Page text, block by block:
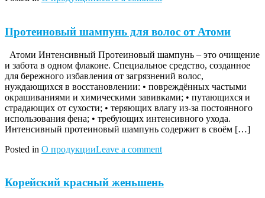
Протеиновый шампунь для волос от Атоми
Атоми Интенсивный Протеиновый шампунь – это очищение
и забота в одном флаконе. Специальное средство, созданное
для бережного избавления от загрязнений волос,
нуждающихся в восстановлении: • повреждённых частыми
окрашиваниями и химическими завивками; • путающихся и
страдающих от сухости; • теряющих влагу из-за постоянного
использования фена; • требующих интенсивного ухода.
Интенсивный протеиновый шампунь содержит в своём […]
Posted in О продукцииLeave a comment
Корейский красный женьшень